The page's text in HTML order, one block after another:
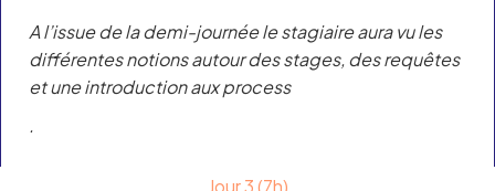
A l’issue de la demi-journée le stagiaire aura vu les
différentes notions autour des stages, des requêtes
et une introduction aux process
.
Jour 3 (7h)